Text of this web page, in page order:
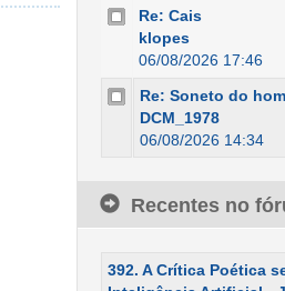
Re: Cais
klopes
06/08/2026 17:46
Re: Soneto do
DCM_1978
06/08/2026 14:34
Recentes no
392. A Crítica Poética